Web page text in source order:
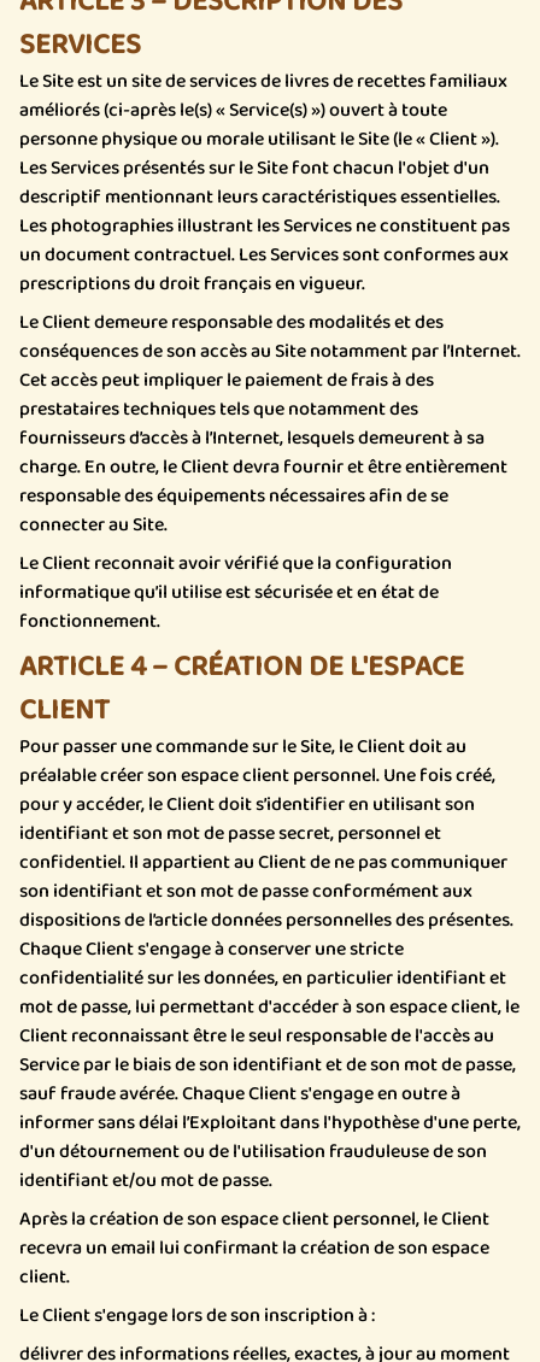
SERVICES
Le Site est un site de services de livres de recettes familiaux
améliorés (ci-après le(s) « Service(s) ») ouvert à toute
personne physique ou morale utilisant le Site (le « Client »).
Les Services présentés sur le Site font chacun l'objet d'un
descriptif mentionnant leurs caractéristiques essentielles.
Les photographies illustrant les Services ne constituent pas
un document contractuel. Les Services sont conformes aux
prescriptions du droit français en vigueur.
Le Client demeure responsable des modalités et des
conséquences de son accès au Site notamment par l’Internet.
Cet accès peut impliquer le paiement de frais à des
prestataires techniques tels que notamment des
fournisseurs d’accès à l’Internet, lesquels demeurent à sa
charge. En outre, le Client devra fournir et être entièrement
responsable des équipements nécessaires afin de se
connecter au Site.
Le Client reconnait avoir vérifié que la configuration
informatique qu’il utilise est sécurisée et en état de
fonctionnement.
ARTICLE 4 – CRÉATION DE L'ESPACE
CLIENT
Pour passer une commande sur le Site, le Client doit au
préalable créer son espace client personnel. Une fois créé,
pour y accéder, le Client doit s’identifier en utilisant son
identifiant et son mot de passe secret, personnel et
confidentiel. Il appartient au Client de ne pas communiquer
son identifiant et son mot de passe conformément aux
dispositions de l’articledonnées personnellesdes présentes.
Chaque Client s'engage à conserver une stricte
confidentialité sur les données, en particulier identifiant et
mot de passe, lui permettant d'accéder à son espace client, le
Client reconnaissant être le seul responsable de l'accès au
Service par le biais de son identifiant et de son mot de passe,
sauf fraude avérée. Chaque Client s'engage en outre à
informer sans délai l’Exploitant dans l'hypothèse d'une perte,
d'un détournement ou de l'utilisation frauduleuse de son
identifiant et/ou mot de passe.
Après la création de son espace client personnel, le Client
recevra un email lui confirmant la création de son espace
client.
Le Client s'engage lors de son inscription à :
délivrer des informations réelles, exactes, à jour au moment